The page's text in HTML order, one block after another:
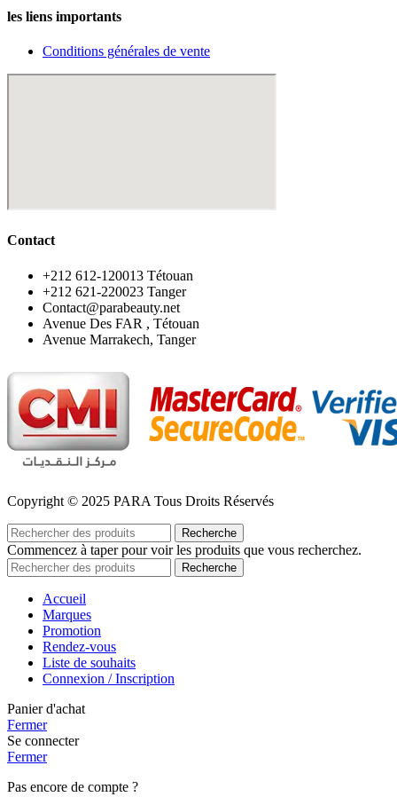
les liens importants
Conditions générales de vente
Contact
‪+212 612-120013 Tétouan
‪+212 621-220023 Tanger
Contact@parabeauty.net
Avenue Des FAR , Tétouan
Avenue Marrakech, Tanger
Copyright © 2025 PARA Tous Droits Réservés
Recherche
Commencez à taper pour voir les produits que vous recherchez.
Recherche
Accueil
Marques
Promotion
Rendez-vous
Liste de souhaits
Connexion / Inscription
Panier d'achat
Fermer
Se connecter
Fermer
Pas encore de compte ?